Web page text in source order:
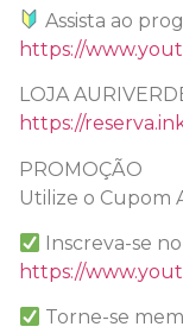
Assista ao
https://
LOJA
https://
PROMOÇÃO
Utilize o Cupom
Inscreva-se
https://
Torne-se